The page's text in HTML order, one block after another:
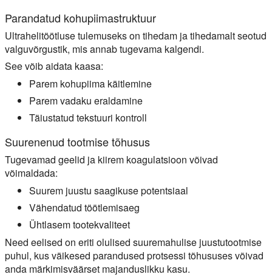
Parandatud kohupiimastruktuur
Ultrahelitöötluse tulemuseks on tihedam ja tihedamalt seotud
valguvõrgustik, mis annab tugevama kalgendi.
See võib aidata kaasa:
Parem kohupiima käitlemine
Parem vadaku eraldamine
Täiustatud tekstuuri kontroll
Suurenenud tootmise tõhusus
Tugevamad geelid ja kiirem koagulatsioon võivad
võimaldada:
Suurem juustu saagikuse potentsiaal
Vähendatud töötlemisaeg
Ühtlasem tootekvaliteet
Need eelised on eriti olulised suuremahulise juustutootmise
puhul, kus väikesed parandused protsessi tõhususes võivad
anda märkimisväärset majanduslikku kasu.